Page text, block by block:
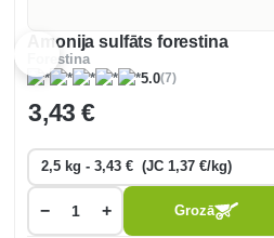
Amonija sulfāts forestina
Forestina
5.0(7)
3,43 €
− + Grozā